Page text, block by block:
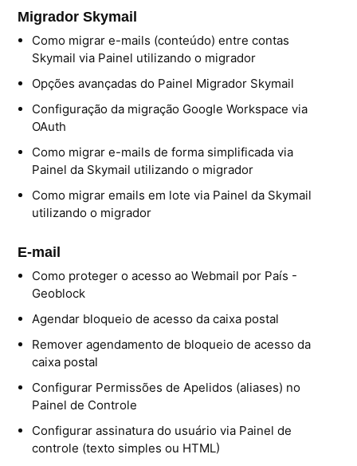
Hospedagem De Sites
Painel De Controle
Backup
Skybox
Citrix XenServer Agent
Microsoft 365
Ferramentas
Segurança
Skymail Talk
Interno - Cloud Interno
Interno - CloudStack
Interno - Procedimentos Internos
Migrador Skymail
Como migrar e-mails (conteúdo) entre contas
Skymail via Painel utilizando o migrador
Opções avançadas do Painel Migrador Skymail
Configuração da migração Google Workspace via
OAuth
Como migrar e-mails de forma simplificada via
Painel da Skymail utilizando o migrador
Como migrar emails em lote via Painel da Skymail
utilizando o migrador
E-mail
Como proteger o acesso ao Webmail por País -
Geoblock
Agendar bloqueio de acesso da caixa postal
Remover agendamento de bloqueio de acesso da
caixa postal
Configurar Permissões de Apelidos (aliases) no
Painel de Controle
Configurar assinatura do usuário via Painel de
controle (texto simples ou HTML)